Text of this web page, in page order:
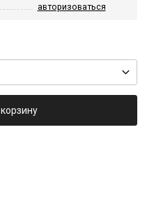
авторизоваться